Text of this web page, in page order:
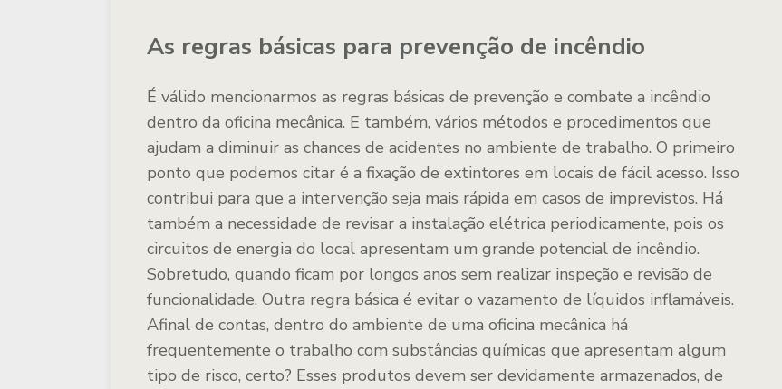
As regras básicas para prevenção de incêndio
É válido mencionarmos as regras básicas de prevenção e combate a incêndio
dentro da oficina mecânica. E também, vários métodos e procedimentos que
ajudam a diminuir as chances de acidentes no ambiente de trabalho. O primeiro
ponto que podemos citar é a fixação de extintores em locais de fácil acesso. Isso
contribui para que a intervenção seja mais rápida em casos de imprevistos. Há
também a necessidade de revisar a instalação elétrica periodicamente, pois os
circuitos de energia do local apresentam um grande potencial de incêndio.
Sobretudo, quando ficam por longos anos sem realizar inspeção e revisão de
funcionalidade. Outra regra básica é evitar o vazamento de líquidos inflamáveis.
Afinal de contas, dentro do ambiente de uma oficina mecânica há
frequentemente o trabalho com substâncias químicas que apresentam algum
tipo de risco, certo? Esses produtos devem ser devidamente armazenados, de